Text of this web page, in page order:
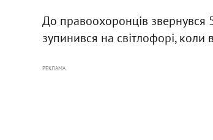
До правоохоронців звернувся
зупинився на світлофорі, коли
РЕКЛАМА